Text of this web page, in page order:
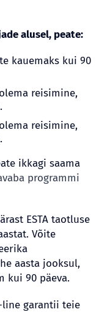
alusel, peate:
kauemaks kui 90
reisimine,
reisimine,
ikkagi saama
programmi
ESTA taotluse
Võite
aasta jooksul,
kui 90 päeva.
line garantii teie